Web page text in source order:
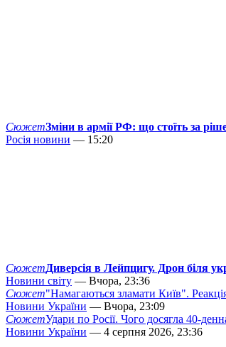
СюжетЗміни в армії РФ: що стоїть за
Росія новини — 15:20
СюжетДиверсія в Лейпцигу. Дрон біля
Новини світу — Вчора, 23:36
Сюжет"Намагаються зламати Київ".
Новини України — Вчора, 23:09
СюжетУдари по Росії. Чого досягла 40-
Новини України — 4 серпня 2026, 23:36